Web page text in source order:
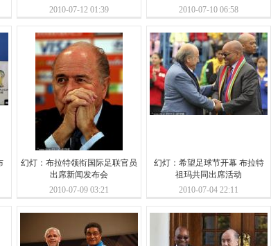
2010-07-12 01:39
2010-07-10 06:58
幻灯：布拉特领衔国际足联官员
出席新闻发布会
2010-07-09 03:21
幻灯：希望足球节开幕 布拉特
祖玛共同出席活动
2010-07-04 22:11